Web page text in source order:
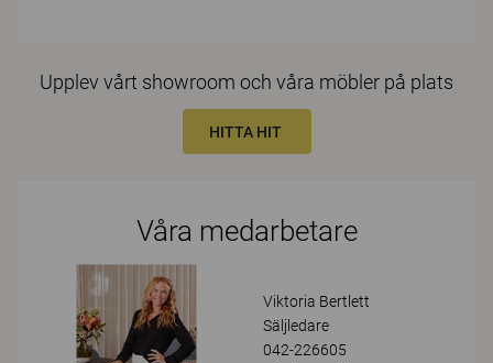
Upplev vårt showroom och våra möbler på plats
HITTA HIT
Våra medarbetare
Viktoria Bertlett
Säljledare
042-226605